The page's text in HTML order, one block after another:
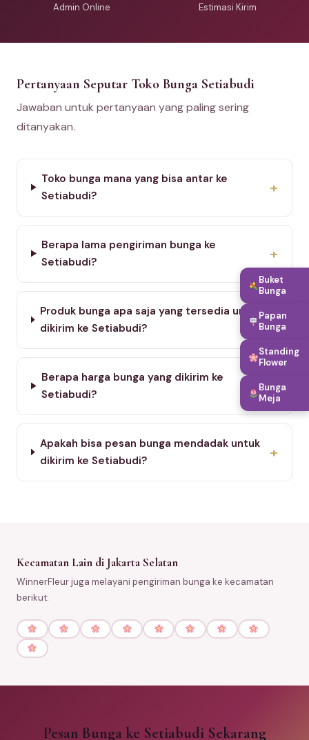
Admin Online Estimasi Kirim
Pertanyaan Seputar Toko Bunga Setiabudi
Jawaban untuk pertanyaan yang paling sering
ditanyakan.
Toko bunga mana yang bisa antar ke
Setiabudi?
+
Berapa lama pengiriman bunga ke
Setiabudi?
+
Produk bunga apa saja yang tersedia untuk
dikirim ke Setiabudi?
+
Berapa harga bunga yang dikirim ke
Setiabudi?
+
Apakah bisa pesan bunga mendadak untuk
dikirim ke Setiabudi?
+
Kecamatan Lain di Jakarta Selatan
WinnerFleur juga melayani pengiriman bunga ke kecamatan
berikut:
Pesan Bunga ke Setiabudi Sekarang
Buket
Bunga
Papan
Bunga
Standing
Flower
Bunga
Meja